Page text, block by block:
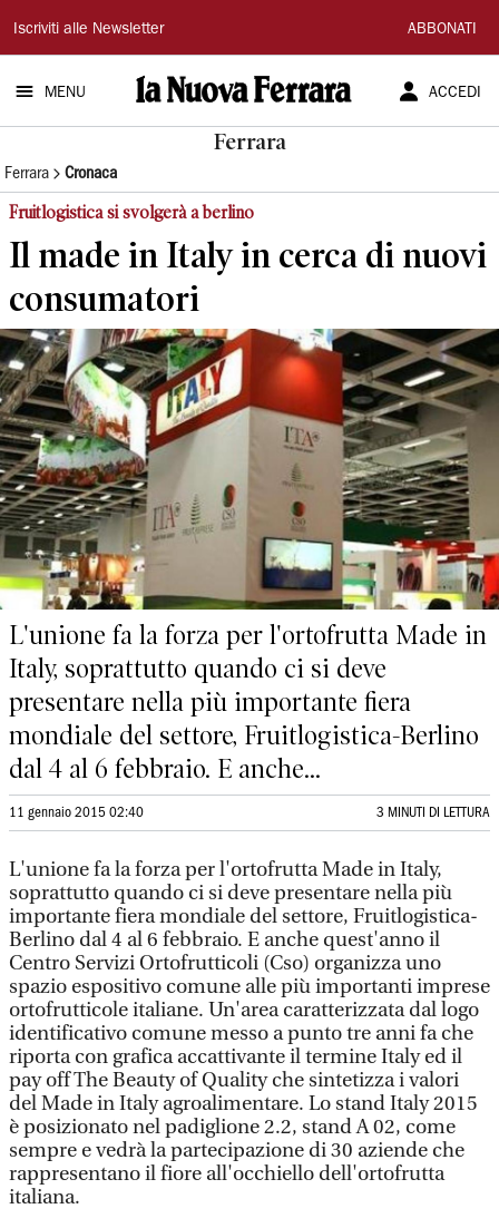
La
Nuova
Ferrara
Iscriviti alle Newsletter ABBONATI
MENU ACCEDI
Ferrara
Ferrara Cronaca
Fruitlogistica si svolgerà a berlino
Il made in Italy in cerca di nuovi
consumatori
L'unione fa la forza per l'ortofrutta Made in
Italy, soprattutto quando ci si deve
presentare nella più importante fiera
mondiale del settore, Fruitlogistica-Berlino
dal 4 al 6 febbraio. E anche...
11 gennaio 2015 02:40 3 MINUTI DI LETTURA
L'unione fa la forza per l'ortofrutta Made in Italy,
soprattutto quando ci si deve presentare nella più
importante fiera mondiale del settore, Fruitlogistica-
Berlino dal 4 al 6 febbraio. E anche quest'anno il
Centro Servizi Ortofrutticoli (Cso) organizza uno
spazio espositivo comune alle più importanti imprese
ortofrutticole italiane. Un'area caratterizzata dal logo
identificativo comune messo a punto tre anni fa che
riporta con grafica accattivante il termine Italy ed il
pay off The Beauty of Quality che sintetizza i valori
del Made in Italy agroalimentare. Lo stand Italy 2015
è posizionato nel padiglione 2.2, stand A 02, come
sempre e vedrà la partecipazione di 30 aziende che
rappresentano il fiore all'occhiello dell'ortofrutta
italiana.